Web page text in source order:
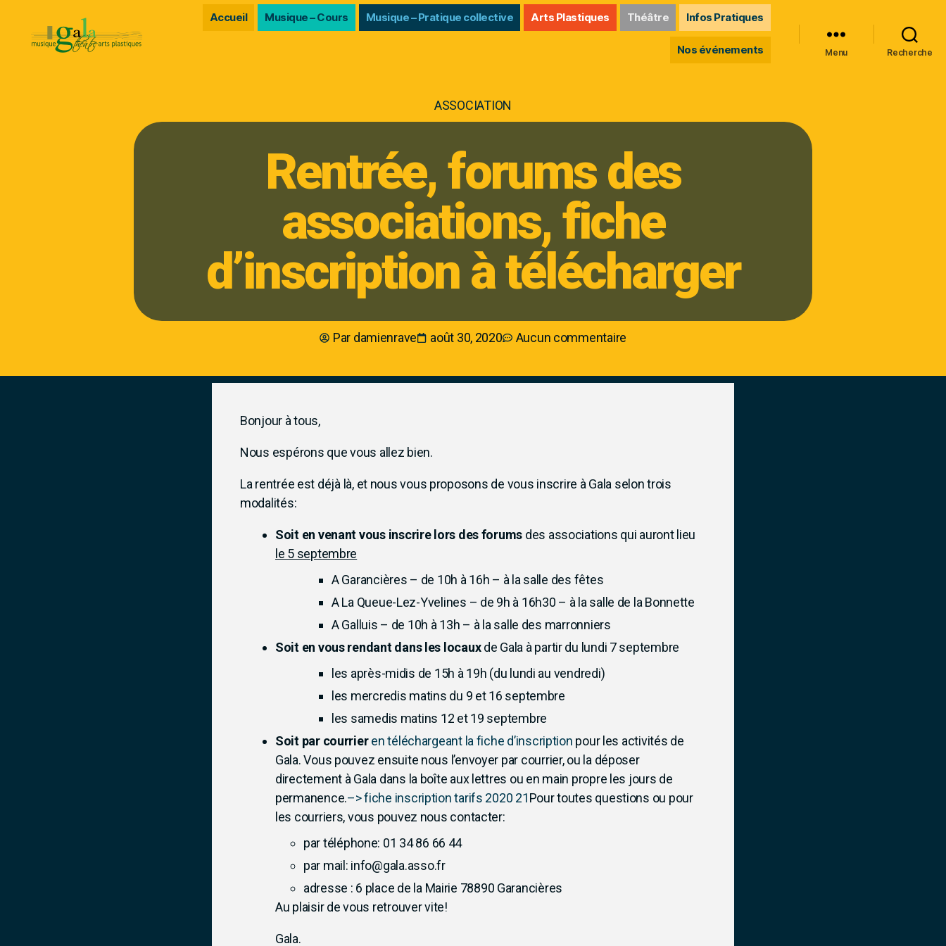
Accueil Musique – Cours Musique – Pratique collective Arts Plastiques Théâtre Infos Pratiques
Nos événements Menu Recherche
ASSOCIATION
Rentrée, forums des
associations, fiche
d’inscription à télécharger
Par damienrave août 30, 2020 Aucun commentaire
Bonjour à tous,
Nous espérons que vous allez bien.
La rentrée est déjà là, et nous vous proposons de vous inscrire à Gala selon trois
modalités:
Soit en venant vous inscrire lors des forums des associations qui auront lieu
le 5 septembre
A Garancières – de 10h à 16h – à la salle des fêtes
A La Queue-Lez-Yvelines – de 9h à 16h30 – à la salle de la Bonnette
A Galluis – de 10h à 13h – à la salle des marronniers
Soit en vous rendant dans les locauxde Gala à partir du lundi 7 septembre
les après-midis de 15h à 19h (du lundi au vendredi)
les mercredis matins du 9 et 16 septembre
les samedis matins 12 et 19 septembre
Soit par courrieren téléchargeant la fiche d’inscription pour les activités de
Gala. Vous pouvez ensuite nous l’envoyer par courrier, ou la déposer
directement à Gala dans la boîte aux lettres ou en main propre les jours de
permanence.–> fiche inscription tarifs 2020 21Pour toutes questions ou pour
les courriers, vous pouvez nous contacter:
par téléphone: 01 34 86 66 44
par mail: info@gala.asso.fr
adresse : 6 place de la Mairie 78890 Garancières
Au plaisir de vous retrouver vite!
Gala.